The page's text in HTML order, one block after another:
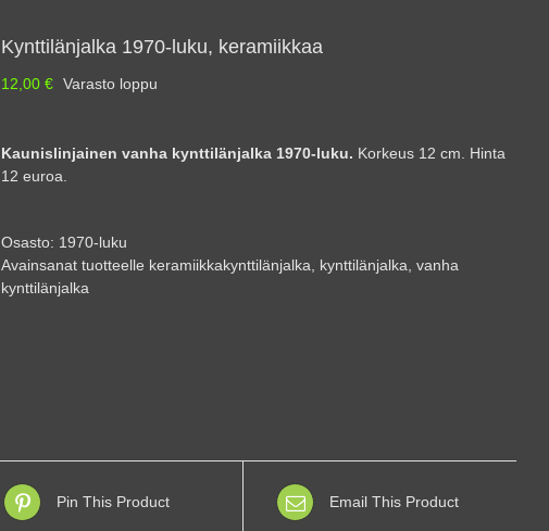
Kynttilänjalka 1970-luku, keramiikkaa
12,00 € Varasto loppu
Kaunislinjainen vanha kynttilänjalka 1970-luku. Korkeus 12 cm. Hinta
12 euroa.
Osasto: 1970-luku
Avainsanat tuotteelle keramiikkakynttilänjalka kynttilänjalka vanha
kynttilänjalka
Pin This Product Email This Product